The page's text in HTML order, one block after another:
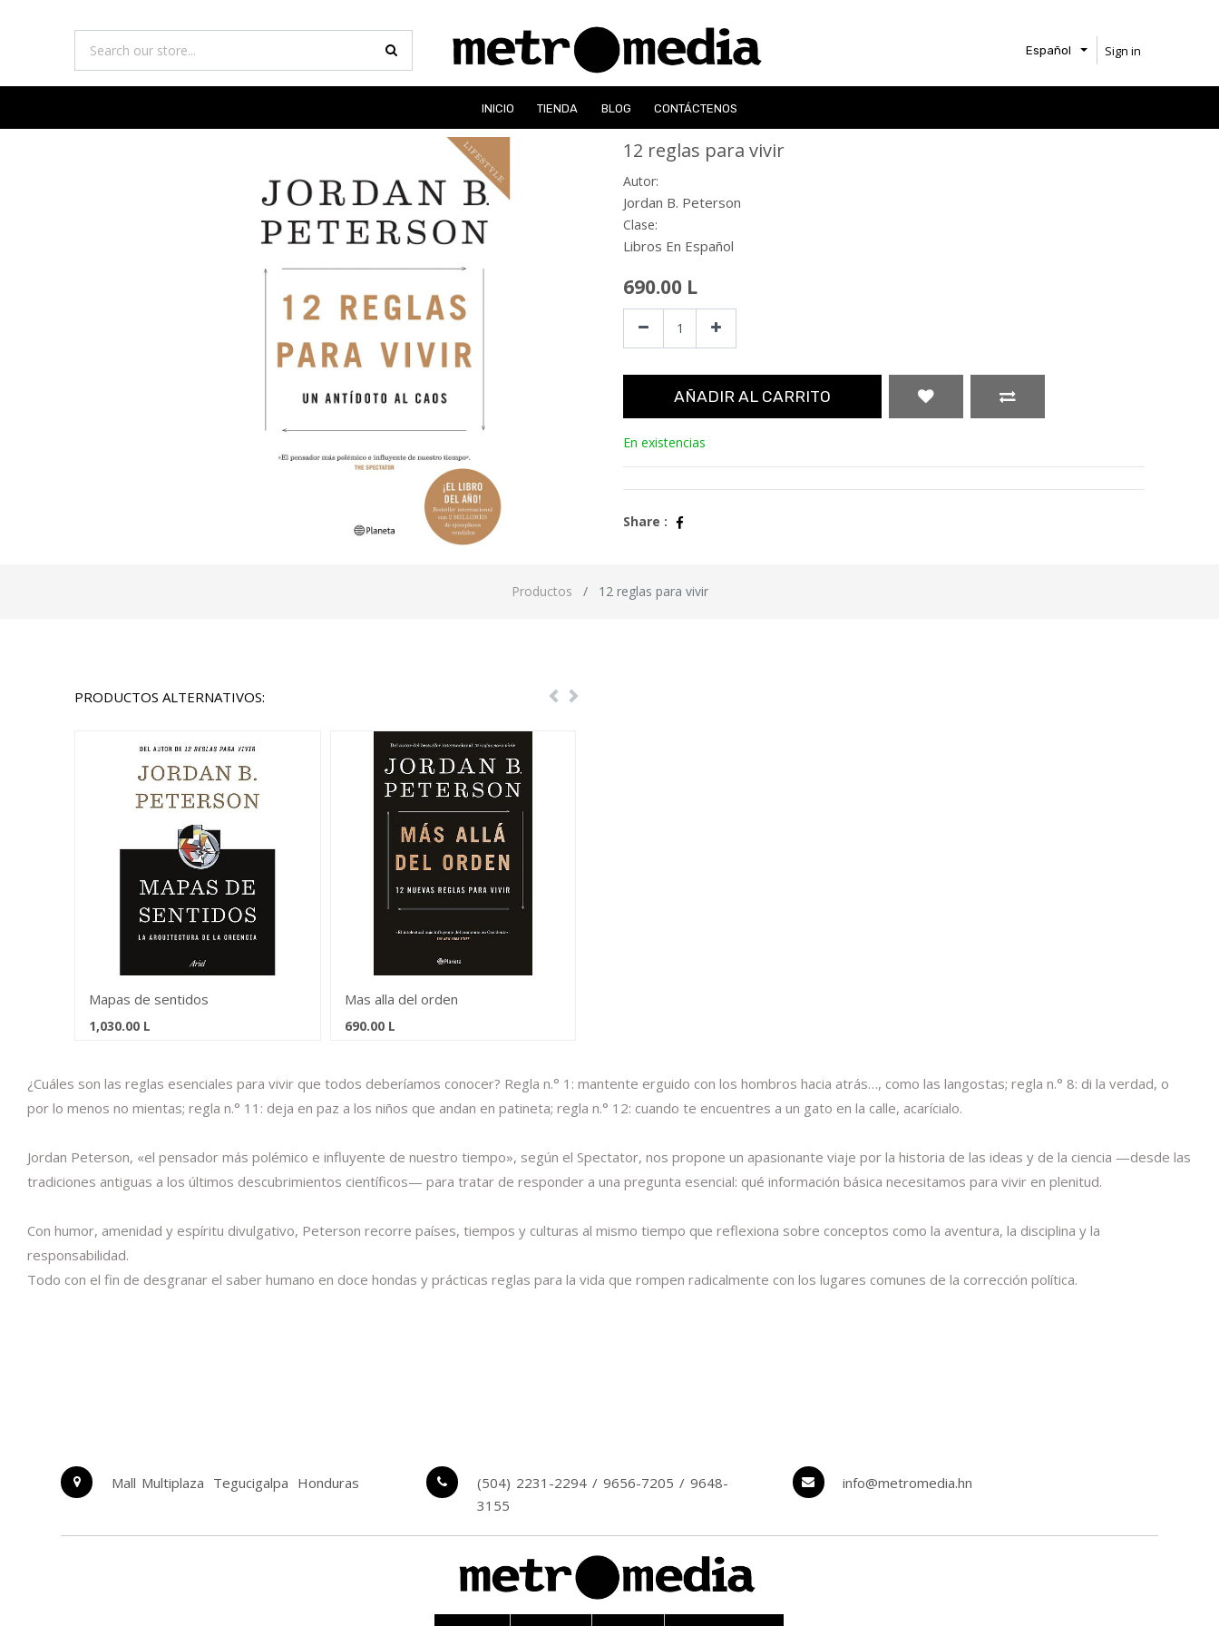
Español Sign in
INICIO TIENDA BLOG CONTÁCTENOS
12 reglas para vivir
Autor:
Jordan B. Peterson
Clase:
Libros En Español
690.00 L
AÑADIR AL CARRITO
En existencias
Share :
Productos 12 reglas para vivir
PRODUCTOS ALTERNATIVOS: Previous
Next
Mapas de sentidos
1,030.00 L
Mas alla del orden
690.00L
¿Cuáles son las reglas esenciales para vivir que todos deberíamos conocer? Regla n.° 1: mantente erguido con los hombros hacia atrás…, como las langostas; regla n.° 8: di la verdad, o
por lo menos no mientas; regla n.° 11: deja en paz a los niños que andan en patineta; regla n.° 12: cuando te encuentres a un gato en la calle, acarícialo.
Jordan Peterson, «el pensador más polémico e influyente de nuestro tiempo», según el Spectator, nos propone un apasionante viaje por la historia de las ideas y de la ciencia —desde las
tradiciones antiguas a los últimos descubrimientos científicos— para tratar de responder a una pregunta esencial: qué información básica necesitamos para vivir en plenitud.
Con humor, amenidad y espíritu divulgativo, Peterson recorre países, tiempos y culturas al mismo tiempo que reflexiona sobre conceptos como la aventura, la disciplina y la
responsabilidad.
Todo con el fin de desgranar el saber humano en doce hondas y prácticas reglas para la vida que rompen radicalmente con los lugares comunes de la corrección política.
Mall Multiplaza Tegucigalpa Honduras
(504) 2231-2294 / 9656-7205 / 9648-
3155
info@metromedia.hn